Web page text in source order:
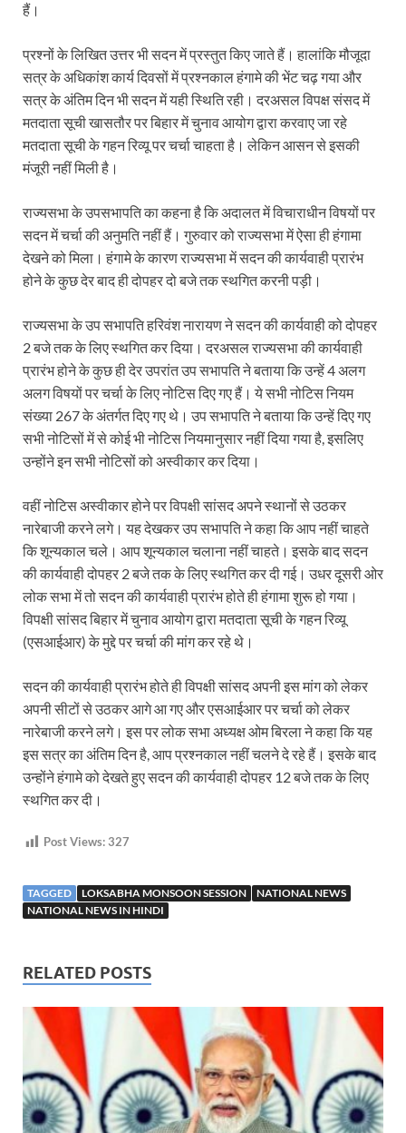
हैं।
प्रश्नों के लिखित उत्तर भी सदन में प्रस्तुत किए जाते हैं। हालांकि मौजूदा
सत्र के अधिकांश कार्य दिवसों में प्रश्नकाल हंगामे की भेंट चढ़ गया और
सत्र के अंतिम दिन भी सदन में यही स्थिति रही। दरअसल विपक्ष संसद में
मतदाता सूची खासतौर पर बिहार में चुनाव आयोग द्वारा करवाए जा रहे
मतदाता सूची के गहन रिव्यू पर चर्चा चाहता है। लेकिन आसन से इसकी
मंजूरी नहीं मिली है।
राज्यसभा के उपसभापति का कहना है कि अदालत में विचाराधीन विषयों पर
सदन में चर्चा की अनुमति नहीं हैं। गुरुवार को राज्यसभा में ऐसा ही हंगामा
देखने को मिला। हंगामे के कारण राज्यसभा में सदन की कार्यवाही प्रारंभ
होने के कुछ देर बाद ही दोपहर दो बजे तक स्थगित करनी पड़ी।
राज्यसभा के उप सभापति हरिवंश नारायण ने सदन की कार्यवाही को दोपहर
2 बजे तक के लिए स्थगित कर दिया। दरअसल राज्यसभा की कार्यवाही
प्रारंभ होने के कुछ ही देर उपरांत उप सभापति ने बताया कि उन्हें 4 अलग
अलग विषयों पर चर्चा के लिए नोटिस दिए गए हैं। ये सभी नोटिस नियम
संख्या 267 के अंतर्गत दिए गए थे। उप सभापति ने बताया कि उन्हें दिए गए
सभी नोटिसों में से कोई भी नोटिस नियमानुसार नहीं दिया गया है, इसलिए
उन्होंने इन सभी नोटिसों को अस्वीकार कर दिया।
वहीं नोटिस अस्वीकार होने पर विपक्षी सांसद अपने स्थानों से उठकर
नारेबाजी करने लगे। यह देखकर उप सभापति ने कहा कि आप नहीं चाहते
कि शून्यकाल चले। आप शून्यकाल चलाना नहीं चाहते। इसके बाद सदन
की कार्यवाही दोपहर 2 बजे तक के लिए स्थगित कर दी गई। उधर दूसरी ओर
लोक सभा में तो सदन की कार्यवाही प्रारंभ होते ही हंगामा शुरू हो गया।
विपक्षी सांसद बिहार में चुनाव आयोग द्वारा मतदाता सूची के गहन रिव्यू
(एसआईआर) के मुद्दे पर चर्चा की मांग कर रहे थे।
सदन की कार्यवाही प्रारंभ होते ही विपक्षी सांसद अपनी इस मांग को लेकर
अपनी सीटों से उठकर आगे आ गए और एसआईआर पर चर्चा को लेकर
नारेबाजी करने लगे। इस पर लोक सभा अध्यक्ष ओम बिरला ने कहा कि यह
इस सत्र का अंतिम दिन है, आप प्रश्नकाल नहीं चलने दे रहे हैं। इसके बाद
उन्होंने हंगामे को देखते हुए सदन की कार्यवाही दोपहर 12 बजे तक के लिए
स्थगित कर दी।
Post Views:327
TAGGED LOKSABHA MONSOON SESSION
NATIONAL NEWS
NATIONAL NEWS IN HINDI
RELATED POSTS